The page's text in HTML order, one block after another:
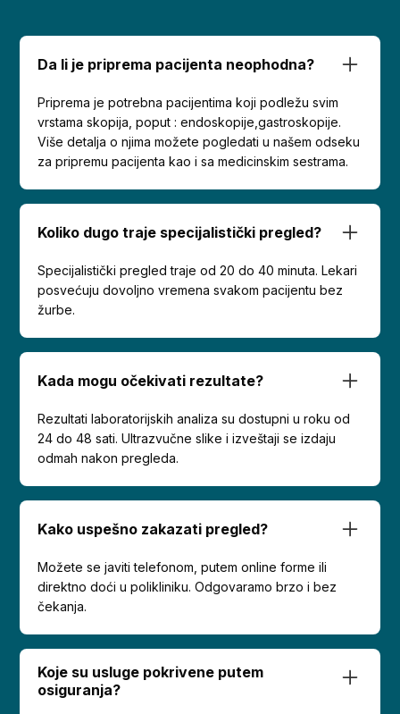
Da li je priprema pacijenta neophodna?
Priprema je potrebna pacijentima koji podležu svim
vrstama skopija, poput : endoskopije,gastroskopije.
Više detalja o njima možete pogledati u našem odseku
za pripremu pacijenta kao i sa medicinskim sestrama.
Koliko dugo traje specijalistički pregled?
Specijalistički pregled traje od 20 do 40 minuta. Lekari
posvećuju dovoljno vremena svakom pacijentu bez
žurbe.
Kada mogu očekivati rezultate?
Rezultati laboratorijskih analiza su dostupni u roku od
24 do 48 sati. Ultrazvučne slike i izveštaji se izdaju
odmah nakon pregleda.
Kako uspešno zakazati pregled?
Možete se javiti telefonom, putem online forme ili
direktno doći u polikliniku. Odgovaramo brzo i bez
čekanja.
Koje su usluge pokrivene putem
osiguranja?